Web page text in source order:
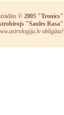
© 2005 "Tronics"
"Saules Rasa"
obligāta!